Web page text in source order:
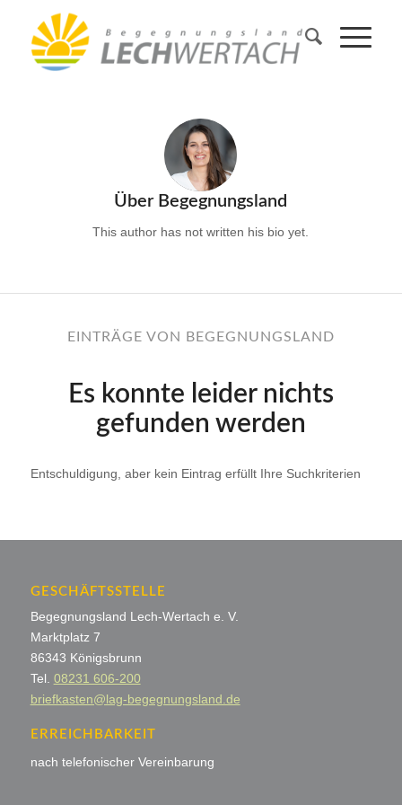
Über Begegnungsland
This author has not written his bio yet.
EINTRÄGE VON BEGEGNUNGSLAND
Es konnte leider nichts
gefunden werden
Entschuldigung, aber kein Eintrag erfüllt Ihre Suchkriterien
GESCHÄFTSSTELLE
Begegnungsland Lech-Wertach e. V.
Marktplatz 7
86343 Königsbrunn
Tel. 08231 606-200
briefkasten@lag-begegnungsland.de
ERREICHBARKEIT
nach telefonischer Vereinbarung